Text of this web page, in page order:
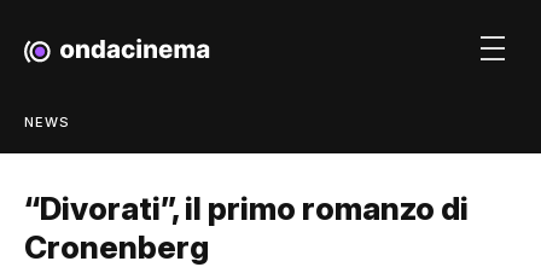
NEWS
“Divorati”, il primo romanzo di
Cronenberg